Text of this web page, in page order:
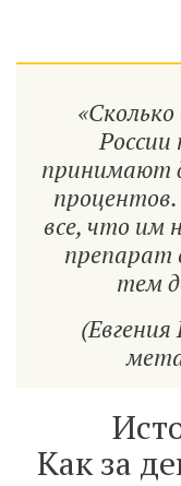
России
принимают
все, что им
препарат
тем
(Евгения
Как за